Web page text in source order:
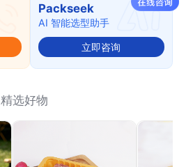
Packseek
AI 智能选型助手
立即咨询
精选好物